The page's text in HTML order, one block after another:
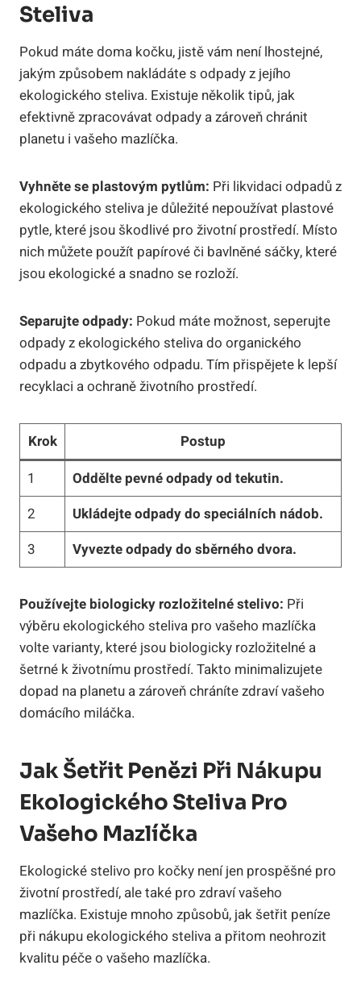
Steliva
Pokud máte doma kočku, jistě vám není lhostejné,
jakým způsobem nakládáte s odpady z jejího
ekologického steliva. Existuje několik tipů, jak
efektivně zpracovávat odpady a zároveň chránit
planetu i vašeho mazlíčka.
Vyhněte se plastovým pytlům: Při likvidaci odpadů z
ekologického steliva je důležité nepoužívat plastové
pytle, které jsou škodlivé pro životní prostředí. Místo
nich můžete použít papírové či bavlněné sáčky, které
jsou ekologické a snadno se rozloží.
Separujte odpady: Pokud máte možnost, seperujte
odpady z ekologického steliva do organického
odpadu a zbytkového odpadu. Tím přispějete k lepší
recyklaci a ochraně životního prostředí.
Krok
Postup
1
Oddělte pevné odpady od tekutin.
2
Ukládejte odpady do speciálních nádob.
3
Vyvezte odpady do sběrného dvora.
Používejte biologicky rozložitelné stelivo: Při
výběru ekologického steliva pro vašeho mazlíčka
volte varianty, které jsou biologicky rozložitelné a
šetrné k životnímu prostředí. Takto minimalizujete
dopad na planetu a zároveň chráníte zdraví vašeho
domácího miláčka.
Jak Šetřit Penězi Při Nákupu
Ekologického Steliva Pro
Vašeho Mazlíčka
Ekologické stelivo pro kočky není jen prospěšné pro
životní prostředí, ale také pro zdraví vašeho
mazlíčka. Existuje mnoho způsobů, jak šetřit peníze
při nákupu ekologického steliva a přitom neohrozit
kvalitu péče o vašeho mazlíčka.